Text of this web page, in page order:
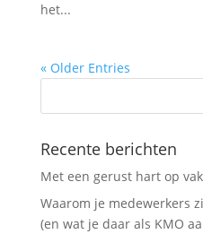
het...
« Older Entries
Recente berichten
Met een gerust hart op
Waarom je medewerkers
(en wat je daar als KMO